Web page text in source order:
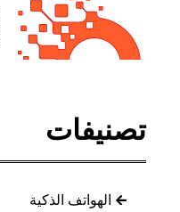
تصنيفات
الهواتف الذكية